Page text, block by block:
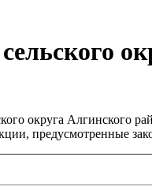
округа
предусмотренные